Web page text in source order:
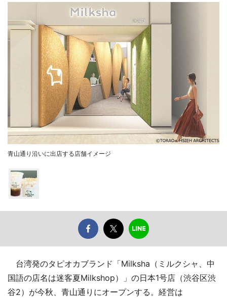
青山通り沿いに出店する店舗イメージ
台湾発のタピオカブランド「Milksha（ミルクシャ、中
国語の店名は迷客夏Milkshop）」の日本1号店（渋谷区渋
谷2）が今秋、青山通りにオープンする。経営は